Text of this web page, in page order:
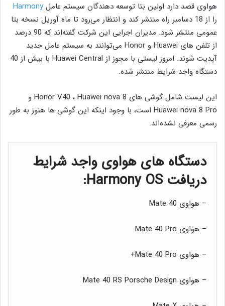
هواوی قصد دارد اولین بتا توسعه دهندگان سیستم عاملHarmony
را از 18 دسامبر راه منتشر کند و انتظار می‌رود تا ماه آوریل نسخه بتا
عمومی منتشر شود. مدیران اجرایی این شرکت گفته‌اند که 90 درصد
از تلفن های Huawei و Honor می‌توانند به سیستم عامل جدید
آپدیت شوند. امروز لیستی با مجوز از Huawei Central با بیش از 40
دستگاه واجد شرایط منتشر شده.
این لیست شامل گوشی های Honor V40 ، Huawei nova 8 و
Huawei nova 8 Pro است، با وجود اینکه این گوشی ها هنوز به طور
رسمی معرفی نشده‌اند.
دستگاه های هواوی واجد شرایط
دریافت Harmony OS:
– هواوی Mate 40
– هواوی Mate 40 Pro
– هواوی Mate 40 Pro+
– هواوی Mate 40 RS Porsche Design